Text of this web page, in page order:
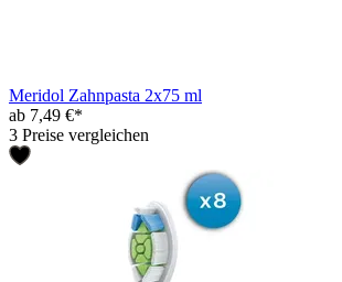
Meridol Zahnpasta 2x75 ml
ab 7,49 €*
3 Preise vergleichen